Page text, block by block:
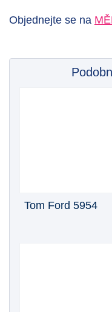
Objednejte se na
Tom Ford 5954